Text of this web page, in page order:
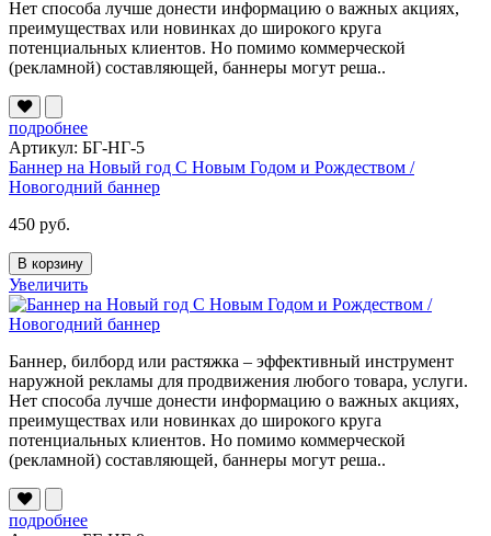
Нет способа лучше донести информацию о важных акциях,
преимуществах или новинках до широкого круга
потенциальных клиентов. Но помимо коммерческой
(рекламной) составляющей, баннеры могут реша..
подробнее
Артикул: БГ-НГ-5
Баннер на Новый год С Новым Годом и Рождеством /
Новогодний баннер
450 руб.
В корзину
Увеличить
Баннер, билборд или растяжка – эффективный инструмент
наружной рекламы для продвижения любого товара, услуги.
Нет способа лучше донести информацию о важных акциях,
преимуществах или новинках до широкого круга
потенциальных клиентов. Но помимо коммерческой
(рекламной) составляющей, баннеры могут реша..
подробнее